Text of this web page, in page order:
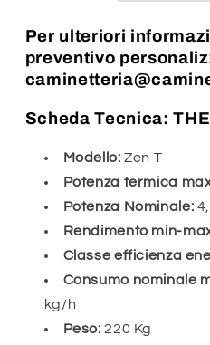
Per ulteriori
preventivo
Scheda Tecnica:
Modello: Zen T
Potenza termica
Potenza Nominale:
Rendimento min-
Classe efficienza
Consumo nominale
kg/h
Peso: 220 Kg